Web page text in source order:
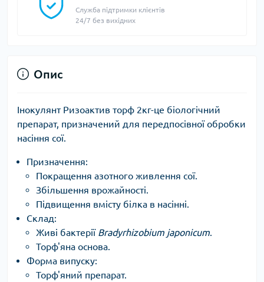
Служба підтримки клієнтів
24/7 без вихідних
Опис
Інокулянт Ризоактив торф 2кг-це біологічний
препарат, призначений для передпосівної обробки
насіння сої.
Призначення:
Покращення азотного живлення сої.
Збільшення врожайності.
Підвищення вмісту білка в насінні.
Склад:
Живі бактерії Bradyrhizobium japonicum.
Торф'яна основа.
Форма випуску:
Торф'яний препарат.